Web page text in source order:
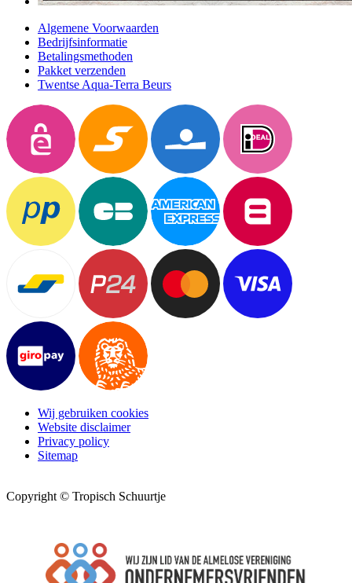
Algemene Voorwaarden
Bedrijfsinformatie
Betalingsmethoden
Pakket verzenden
Twentse Aqua-Terra Beurs
Wij gebruiken cookies
Website disclaimer
Privacy policy
Sitemap
Copyright © Tropisch Schuurtje